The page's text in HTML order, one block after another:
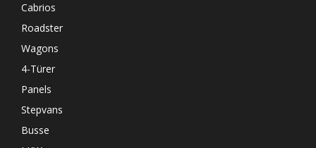
Cabrios
Roadster
Wagons
4-Türer
Panels
Stepvans
Busse